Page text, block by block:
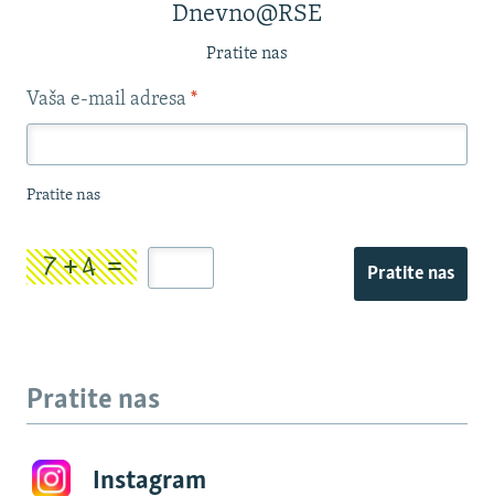
Dnevno@RSE
Pratite nas
Vaša e-mail adresa *
Pratite nas
Pratite nas
Pratite nas
Instagram